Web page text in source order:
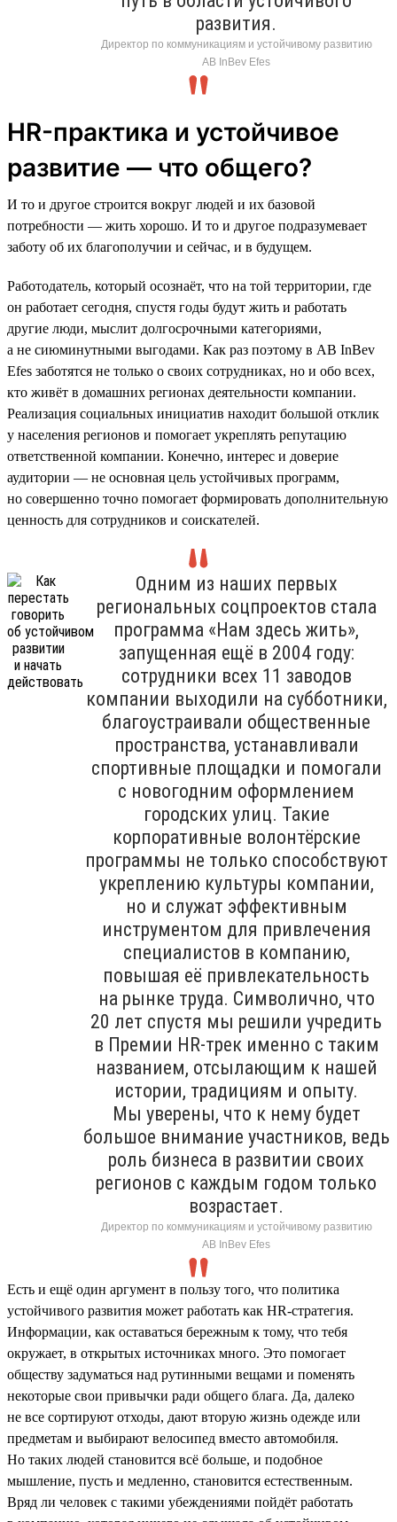
развития.
Директор по коммуникациям и устойчивому развитию
AB InBev Efes
HR-практика и устойчивое
развитие — что общего?
И то и другое строится вокруг людей и их базовой
потребности — жить хорошо. И то и другое подразумевает
заботу об их благополучии и сейчас, и в будущем.
Работодатель, который осознаёт, что на той территории, где
он работает сегодня, спустя годы будут жить и работать
другие люди, мыслит долгосрочными категориями,
а не сиюминутными выгодами. Как раз поэтому в AB InBev
Efes заботятся не только о своих сотрудниках, но и обо всех,
кто живёт в домашних регионах деятельности компании.
Реализация социальных инициатив находит большой отклик
у населения регионов и помогает укреплять репутацию
ответственной компании. Конечно, интерес и доверие
аудитории — не основная цель устойчивых программ,
но совершенно точно помогает формировать дополнительную
ценность для сотрудников и соискателей.
Одним из наших первых
региональных соцпроектов стала
программа «Нам здесь жить»,
запущенная ещё в 2004 году:
сотрудники всех 11 заводов
компании выходили на субботники,
благоустраивали общественные
пространства, устанавливали
спортивные площадки и помогали
с новогодним оформлением
городских улиц. Такие
корпоративные волонтёрские
программы не только способствуют
укреплению культуры компании,
но и служат эффективным
инструментом для привлечения
специалистов в компанию,
повышая её привлекательность
на рынке труда. Символично, что
20 лет спустя мы решили учредить
в Премии HR-трек именно с таким
названием, отсылающим к нашей
истории, традициям и опыту.
Мы уверены, что к нему будет
большое внимание участников, ведь
роль бизнеса в развитии своих
регионов с каждым годом только
возрастает.
Директор по коммуникациям и устойчивому развитию
AB InBev Efes
Есть и ещё один аргумент в пользу того, что политика
устойчивого развития может работать как HR-стратегия.
Информации, как оставаться бережным к тому, что тебя
окружает, в открытых источниках много. Это помогает
обществу задуматься над рутинными вещами и поменять
некоторые свои привычки ради общего блага. Да, далеко
не все сортируют отходы, дают вторую жизнь одежде или
предметам и выбирают велосипед вместо автомобиля.
Но таких людей становится всё больше, и подобное
мышление, пусть и медленно, становится естественным.
Вряд ли человек с такими убеждениями пойдёт работать